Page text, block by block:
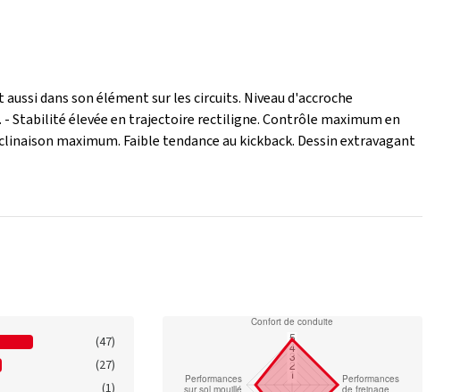
dans son élément sur les circuits. Niveau d'accroche
- Stabilité élevée en trajectoire rectiligne. Contrôle maximum en
maximum. Faible tendance au kickback. Dessin extravagant
(47)
(27)
(1)